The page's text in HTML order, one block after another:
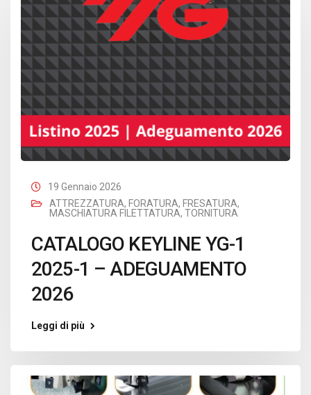
19 Gennaio 2026
ATTREZZATURA, FORATURA, FRESATURA,
MASCHIATURA FILETTATURA, TORNITURA
CATALOGO KEYLINE YG-1
2025-1 – ADEGUAMENTO
2026
Leggi di più